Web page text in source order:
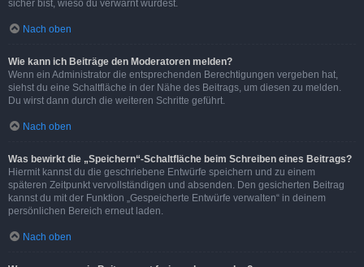
sicher bist, wieso du verwarnt wurdest.
Nach oben
Wie kann ich Beiträge den Moderatoren melden?
Wenn ein Administrator die entsprechenden Berechtigungen vergeben hat,
siehst du eine Schaltfläche in der Nähe des Beitrags, um diesen zu melden.
Du wirst dann durch die weiteren Schritte geführt.
Nach oben
Was bewirkt die „Speichern“-Schaltfläche beim Schreiben eines Beitrags?
Hiermit kannst du die geschriebene Entwürfe speichern und zu einem
späteren Zeitpunkt vervollständigen und absenden. Den gesicherten Beitrag
kannst du mit der Funktion „Gespeicherte Entwürfe verwalten“ in deinem
persönlichen Bereich erneut laden.
Nach oben